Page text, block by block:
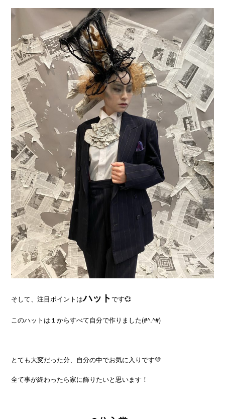
そして、注目ポイントはハットです💞
このハットは１からすべて自分で作りました(#^.^#)
とても大変だった分、自分の中でお気に入りです💛
全て事が終わったら家に飾りたいと思います！